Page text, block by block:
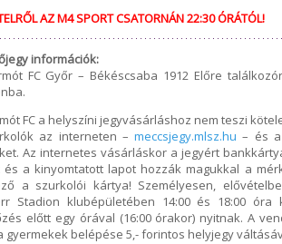
AZ M4 SPORT CSATORNÁN 22:30 ÓRÁTÓL!
információk:
FC Győr – Békéscsaba 1912 Előre
FC a helyszíni jegyvásárláshoz nem teszi
az interneten –meccsjegy.mlsz.hu – és a
Az internetes vásárláskor a jegyért
és a kinyomtatott lapot hozzák magukkal a
a szurkolói kártya! Személyesen,
Stadion klubépületében 14:00 és 18:00
előtt egy órával (16:00 órakor) nyitnak. A
gyermekek belépése 5,- forintos helyjegy